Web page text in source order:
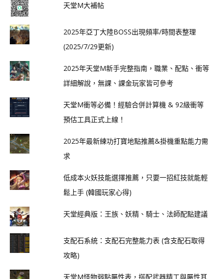
天堂M大補帖
2025年亞丁大陸BOSS出現頻率/時間表整理
(2025/7/29更新)
2025年天堂M新手完整指南，職業、配點、衝等
詳細解說，無課、課金玩家皆可參考
天堂M衝等必備！經驗合併計算機 & 92級衝等
預估工具正式上線！
2025年最新練功打寶地點推薦&掛機重點能力需
求
低成本火妖技能選擇推薦，只要一招紅技就能輕
鬆上手 (韓國玩家心得)
天堂經典版：王族、妖精、騎士、法師配點建議
支配石系統：支配石完整能力表 (含支配石取得
攻略)
天堂M怪物弱點屬性表，搭配武器精工與屬性耳